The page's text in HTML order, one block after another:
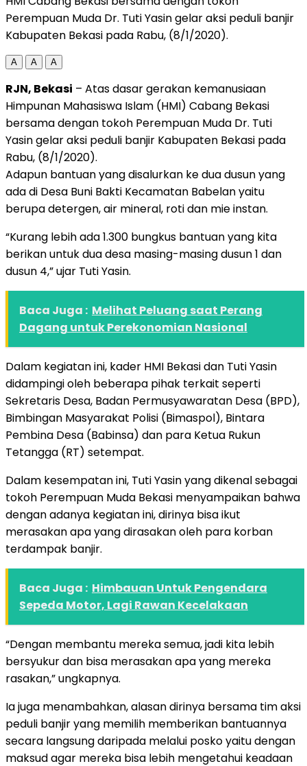
Perempuan Muda Dr. Tuti Yasin gelar aksi peduli banjir
Kabupaten Bekasi pada Rabu, (8/1/2020).
A A A
RJN, Bekasi – Atas dasar gerakan kemanusiaan
Himpunan Mahasiswa Islam (HMI) Cabang Bekasi
bersama dengan tokoh Perempuan Muda Dr. Tuti
Yasin gelar aksi peduli banjir Kabupaten Bekasi pada
Rabu, (8/1/2020).
Adapun bantuan yang disalurkan ke dua dusun yang
ada di Desa Buni Bakti Kecamatan Babelan yaitu
berupa detergen, air mineral, roti dan mie instan.
“Kurang lebih ada 1.300 bungkus bantuan yang kita
berikan untuk dua desa masing-masing dusun 1 dan
dusun 4,” ujar Tuti Yasin.
Baca Juga : Melihat Peluang saat Perang
Dagang untuk Perekonomian Nasional
Dalam kegiatan ini, kader HMI Bekasi dan Tuti Yasin
didampingi oleh beberapa pihak terkait seperti
Sekretaris Desa, Badan Permusyawaratan Desa (BPD),
Bimbingan Masyarakat Polisi (Bimaspol), Bintara
Pembina Desa (Babinsa) dan para Ketua Rukun
Tetangga (RT) setempat.
Dalam kesempatan ini, Tuti Yasin yang dikenal sebagai
tokoh Perempuan Muda Bekasi menyampaikan bahwa
dengan adanya kegiatan ini, dirinya bisa ikut
merasakan apa yang dirasakan oleh para korban
terdampak banjir.
Baca Juga : Himbauan Untuk Pengendara
Sepeda Motor, Lagi Rawan Kecelakaan
“Dengan membantu mereka semua, jadi kita lebih
bersyukur dan bisa merasakan apa yang mereka
rasakan,” ungkapnya.
Ia juga menambahkan, alasan dirinya bersama tim aksi
peduli banjir yang memilih memberikan bantuannya
secara langsung daripada melalui posko yaitu dengan
maksud agar mereka bisa lebih mengetahui keadaan